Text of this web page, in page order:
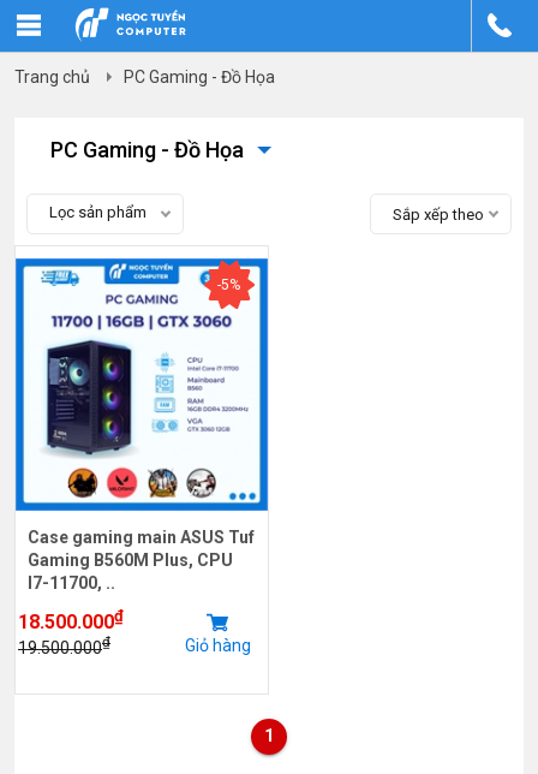
Trang chủ PC Gaming - Đồ Họa
PC Gaming - Đồ Họa
Lọc sản phẩm Sắp xếp theo
-5%
Case gaming main ASUS Tuf
Gaming B560M Plus, CPU
I7-11700, ..
18.500.000₫
19.500.000₫ Giỏ hàng
1